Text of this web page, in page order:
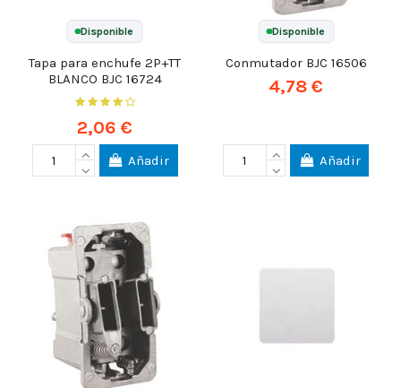
Disponible
Tapa para enchufe 2P+TT
BLANCO BJC 16724
2,06 €
Añadir
Disponible
Conmutador BJC 16506
4,78 €
Añadir